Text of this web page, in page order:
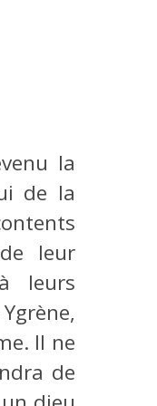
la
de la
leur
leurs
Il ne
de